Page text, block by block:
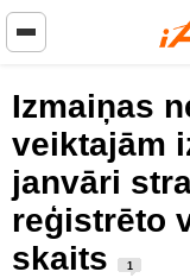
Izmaiņas
veiktajām
janvāri
reģistrēto
skaits
1